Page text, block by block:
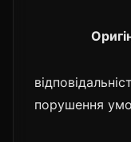
порушення